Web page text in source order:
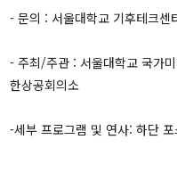
- 문의 : 서울대학교 기후테크센
- 주최/주관 : 서울대학교 국가
한상공회의소
-세부 프로그램 및 연사: 하단
원장인사말
후원안내